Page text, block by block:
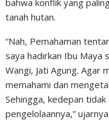
bahwa konflik yang
tanah hutan.
“Nah, Pemahaman
saya hadirkan Ibu Maya
Wangi, Jati Agung. Agar
memahami dan
Sehingga, kedepan
pengelolaannya,” ujarnya.